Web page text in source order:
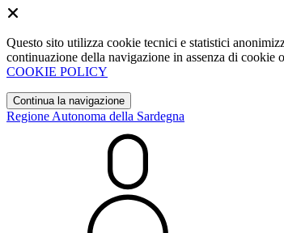
Questo sito utilizza cookie tecnici e statistici
continuazione della navigazione in assenza di
COOKIE POLICY
Continua la navigazione
Regione Autonoma della Sardegna